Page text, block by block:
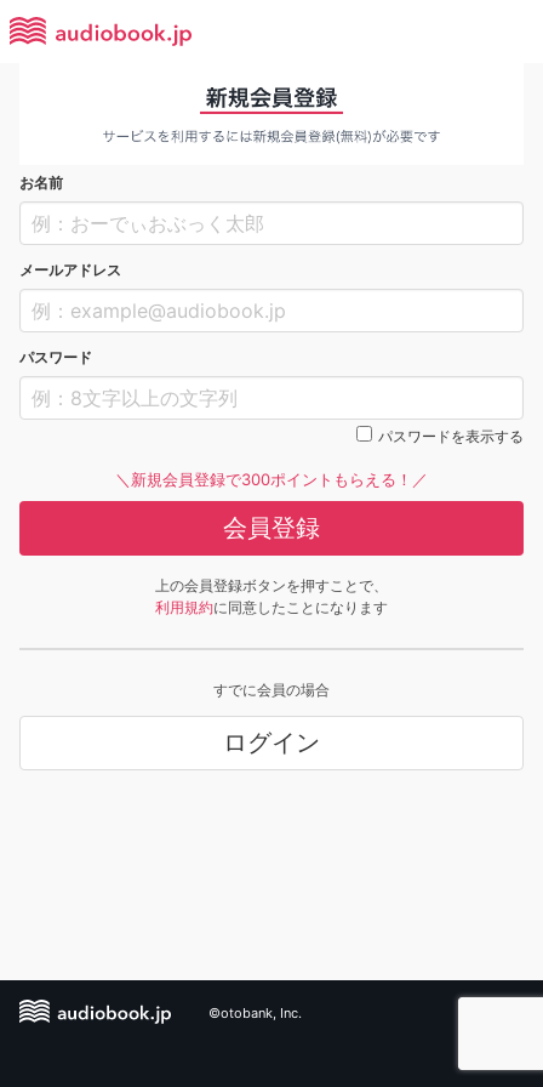
お名前
メールアドレス
パスワード
パスワードを表示する
＼新規会員登録で300ポイントもらえる！／
会員登録
上の会員登録ボタンを押すことで、
利用規約に同意したことになります
すでに会員の場合
ログイン
©otobank, Inc.